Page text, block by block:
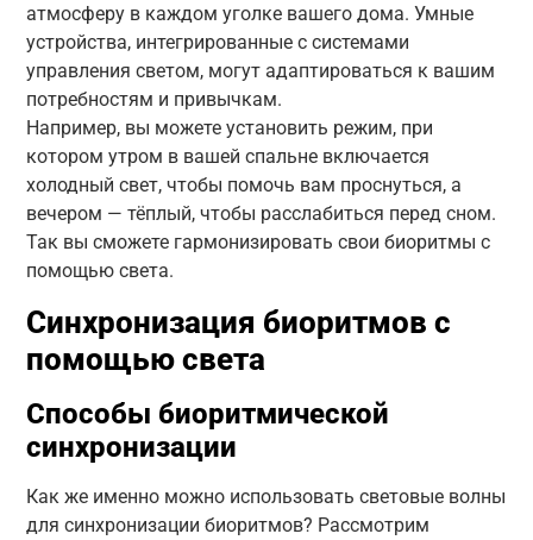
атмосферу в каждом уголке вашего дома. Умные
устройства, интегрированные с системами
управления светом, могут адаптироваться к вашим
потребностям и привычкам.
Например, вы можете установить режим, при
котором утром в вашей спальне включается
холодный свет, чтобы помочь вам проснуться, а
вечером — тёплый, чтобы расслабиться перед сном.
Так вы сможете гармонизировать свои биоритмы с
помощью света.
Синхронизация биоритмов с
помощью света
Способы биоритмической
синхронизации
Как же именно можно использовать световые волны
для синхронизации биоритмов? Рассмотрим